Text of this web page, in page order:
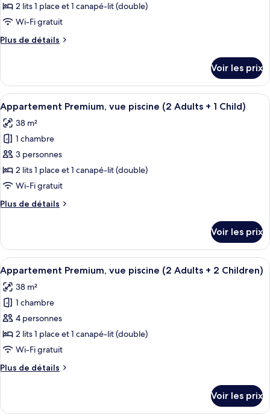
ce
type
chambre :
vue
piscine
(2
Adults)
2 lits 1 place et 1 canapé-lit (double)
Wi-Fi gratuit
Plus de détails
Plus
le
type
de
chambre
Appartement
Premium,
vue
piscine
(2
Adults)
Voir les prix
Afficher
toutes
les
photos
pour
ce
type
chambre :
vue
piscine
(2
Adults
+
1
Child)
Coffres-forts dans les chambres, lits
9
Appartement Premium, vue piscine (2 Adults + 1 Child)
38 m²
1 chambre
3 personnes
2 lits 1 place et 1 canapé-lit (double)
Wi-Fi gratuit
Plus de détails
Plus
le
type
de
chambre
Appartement
Premium,
vue
piscine
(2
Adults
1
Voir les prix
Afficher
toutes
les
photos
pour
ce
type
chambre :
Coffres-forts dans les chambres, lits
9
Appartement Premium, vue piscine (2 Adults + 2 Children)
38 m²
1 chambre
4 personnes
2 lits 1 place et 1 canapé-lit (double)
Wi-Fi gratuit
Plus de détails
Plus
le
Voir les prix